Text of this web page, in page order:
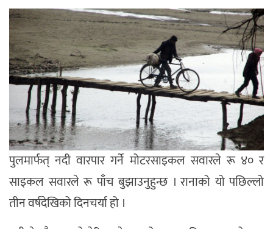
पुलमार्फत् नदी वारपार गर्ने मोटरसाइकल सवारले रू ४० र
साइकल सवारले रू पाँच बुझाउनुहुन्छ । रानाको यो पछिल्लो
तीन वर्षदेखिको दिनचर्या हो ।